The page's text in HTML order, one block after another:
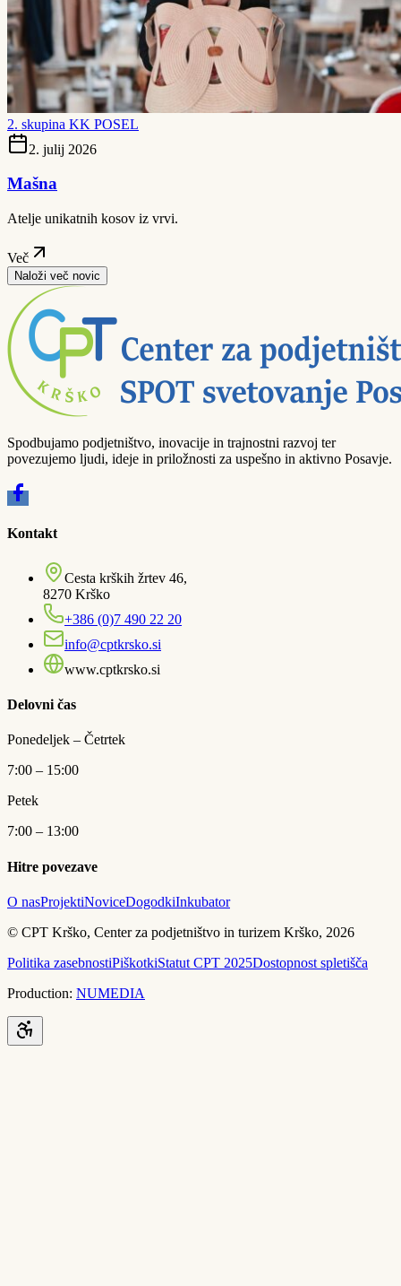
2. skupina KK POSEL
2. julij 2026
Mašna
Atelje unikatnih kosov iz vrvi.
Več
Naloži več novic
Spodbujamo podjetništvo, inovacije in trajnostni razvoj ter
povezujemo ljudi, ideje in priložnosti za uspešno in aktivno Posavje.
Kontakt
Cesta krških žrtev 46,
8270 Krško
+386 (0)7 490 22 20
info@cptkrsko.si
www.cptkrsko.si
Delovni čas
Ponedeljek – Četrtek
7:00 – 15:00
Petek
7:00 – 13:00
Hitre povezave
O nasProjektiNoviceDogodkiInkubator
© CPT Krško, Center za podjetništvo in turizem Krško, 2026
Politika zasebnostiPiškotkiStatut CPT 2025Dostopnost spletišča
Production: NUMEDIA